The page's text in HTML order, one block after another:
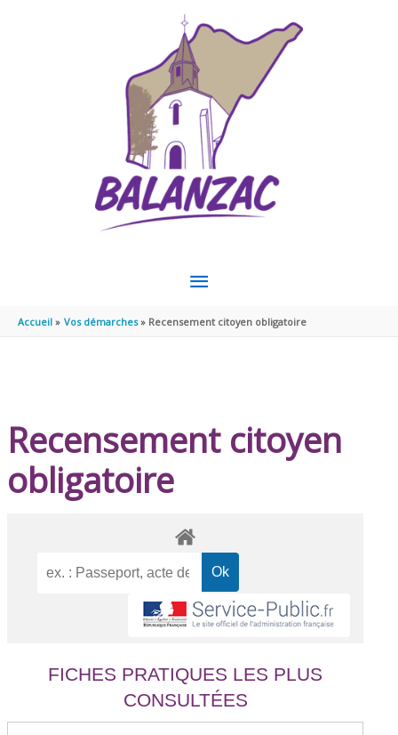
MENU
PRINCIPAL
Accueil Vos démarches Recensement citoyen obligatoire
Recensement citoyen
obligatoire
FICHES PRATIQUES LES PLUS
CONSULTÉES